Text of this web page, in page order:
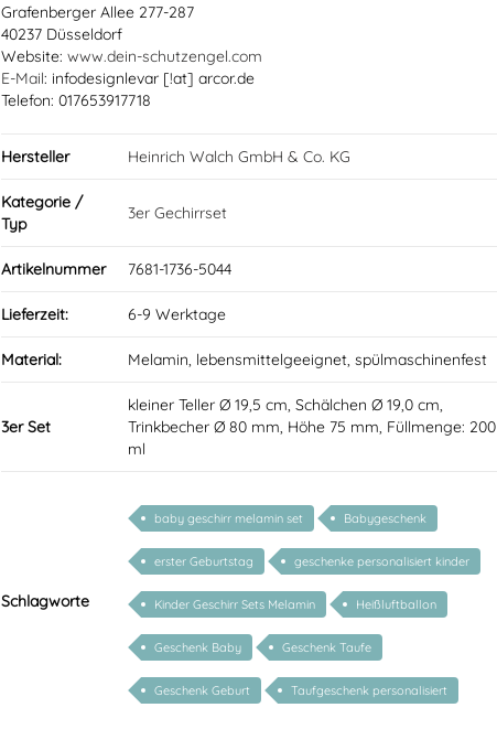
Grafenberger Allee 277-287
40237 Düsseldorf
Website: www.dein-schutzengel.com
E-Mail: infodesignlevar [!at] arcor.de
Telefon: 017653917718
Hersteller Heinrich Walch GmbH & Co. KG
Kategorie /
Typ
3er Gechirrset
Artikelnummer 7681-1736-5044
Lieferzeit: 6-9 Werktage
Material: Melamin, lebensmittelgeeignet, spülmaschinenfest
3er Set
kleiner Teller Ø 19,5 cm, Schälchen Ø 19,0 cm,
Trinkbecher Ø 80 mm, Höhe 75 mm, Füllmenge: 200
ml
Schlagworte
baby geschirr melamin set Babygeschenk
erster Geburtstag geschenke personalisiert kinder
Kinder Geschirr Sets Melamin Heißluftballon
Geschenk Baby Geschenk Taufe
Geschenk Geburt Taufgeschenk personalisiert